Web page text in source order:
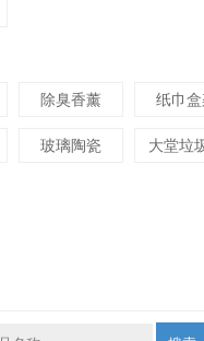
除臭香薰 纸巾盒
玻璃陶瓷 大堂垃